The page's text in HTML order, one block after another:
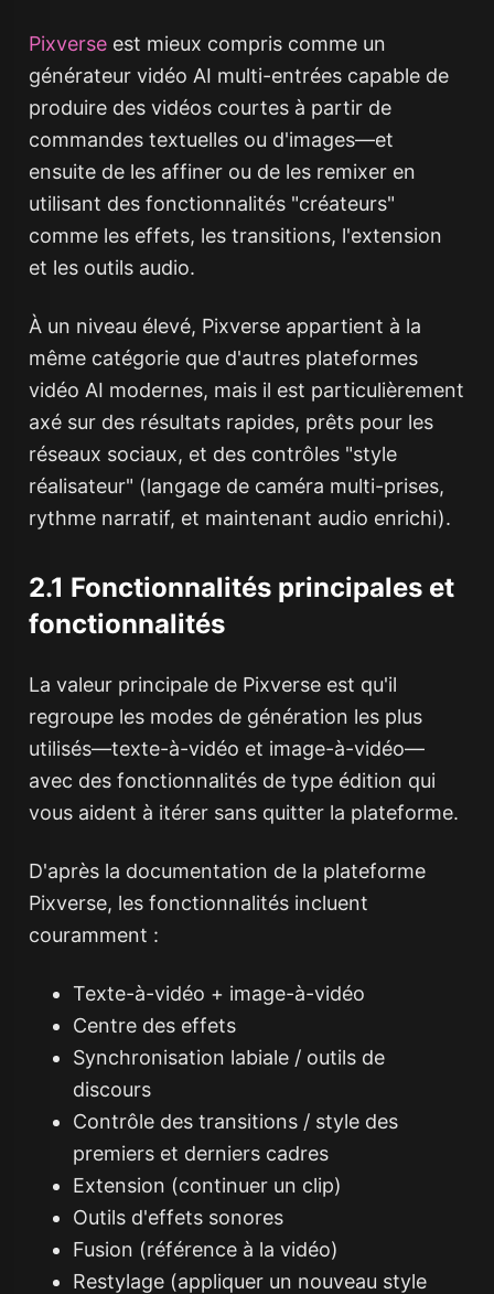
Pixverseest mieux compris comme un
générateur vidéo AI multi-entrées capable de
produire des vidéos courtes à partir de
commandes textuelles ou d'images—et
ensuite de les affiner ou de les remixer en
utilisant des fonctionnalités "créateurs"
comme les effets, les transitions, l'extension
et les outils audio.
À un niveau élevé, Pixverse appartient à la
même catégorie que d'autres plateformes
vidéo AI modernes, mais il est particulièrement
axé sur des résultats rapides, prêts pour les
réseaux sociaux, et des contrôles "style
réalisateur" (langage de caméra multi-prises,
rythme narratif, et maintenant audio enrichi).
2.1 Fonctionnalités principales et
fonctionnalités
La valeur principale de Pixverse est qu'il
regroupe les modes de génération les plus
utilisés—texte-à-vidéo et image-à-vidéo—
avec des fonctionnalités de type édition qui
vous aident à itérer sans quitter la plateforme.
D'après la documentation de la plateforme
Pixverse, les fonctionnalités incluent
couramment :
Texte-à-vidéo + image-à-vidéo
Centre des effets
Synchronisation labiale / outils de
discours
Contrôle des transitions / style des
premiers et derniers cadres
Extension (continuer un clip)
Outils d'effets sonores
Fusion (référence à la vidéo)
Restylage (appliquer un nouveau style